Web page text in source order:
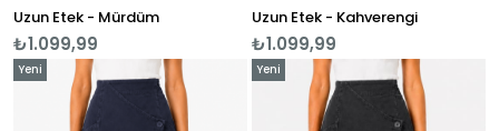
Uzun Etek - Mürdüm
₺1.099,99
Uzun Etek - Kahverengi
₺1.099,99
Yeni
Yeni